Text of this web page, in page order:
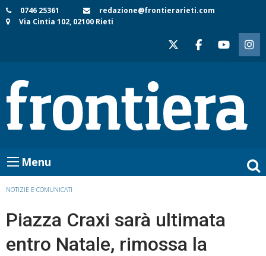
Skip
to
0746 25361
redazione@frontierarieti.com
Via Cintia 102, 02100 Rieti
Menu
NOTIZIE E COMUNICATI
Piazza Craxi sarà ultimata
entro Natale, rimossa la